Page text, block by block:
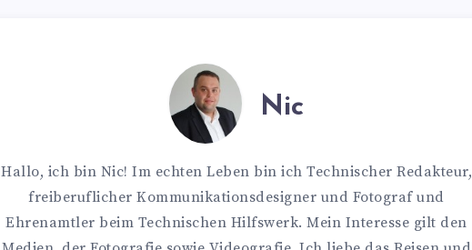
Nic
Hallo, ich bin Nic! Im echten Leben bin ich Technischer Redakteur,
freiberuflicher Kommunikationsdesigner und Fotograf und
Ehrenamtler beim Technischen Hilfswerk. Mein Interesse gilt den